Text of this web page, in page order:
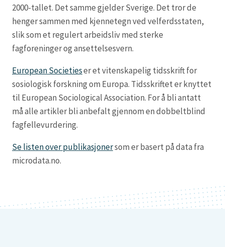
2000-tallet. Det samme gjelder Sverige. Det tror de
henger sammen med kjennetegn ved velferdsstaten,
slik som et regulert arbeidsliv med sterke
fagforeninger og ansettelsesvern.
European Societieser et vitenskapelig tidsskrift for
sosiologisk forskning om Europa. Tidsskriftet er knyttet
til European Sociological Association. For å bli antatt
må alle artikler bli anbefalt gjennom en dobbeltblind
fagfellevurdering.
Se listen over publikasjonersom er basert på data fra
microdata.no.